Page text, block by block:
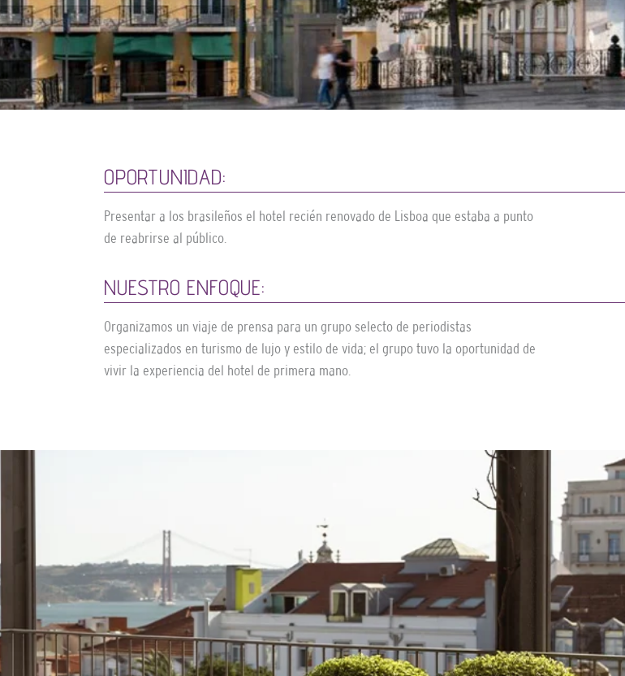
OPORTUNIDAD:
Presentar a los brasileños el hotel recién renovado de Lisboa que estaba a punto
de reabrirse al público.
NUESTRO ENFOQUE:
Organizamos un viaje de prensa para un grupo selecto de periodistas
especializados en turismo de lujo y estilo de vida; el grupo tuvo la oportunidad de
vivir la experiencia del hotel de primera mano.